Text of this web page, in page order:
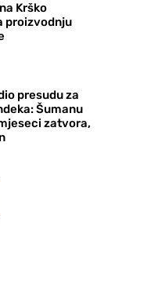
Krško
proizvodnju
presudu za
Šumanu
zatvora,